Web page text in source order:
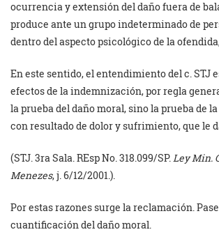
ocurrencia y extensión del daño fuera de
produce ante un grupo indeterminado de
dentro del aspecto psicológico de la
En este sentido, el entendimiento del c. STJ
efectos de la indemnización, por regla
la prueba del daño moral, sino la prueba de
con resultado de dolor y sufrimiento, que le
(STJ. 3ra Sala. REsp No. 318.099/SP.Ley Min.
Menezes, j. 6/12/2001.).
Por estas razones surge la reclamación.
cuantificación del daño moral.